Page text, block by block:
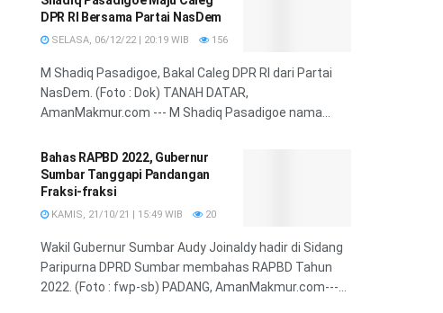
DPR RI Bersama Partai NasDem
SELASA, 06/12/22 | 20:19 WIB 156
M Shadiq Pasadigoe, Bakal Caleg DPR RI dari Partai
NasDem. (Foto : Dok) TANAH DATAR,
AmanMakmur.com --- M Shadiq Pasadigoe nama...
Bahas RAPBD 2022, Gubernur
Sumbar Tanggapi Pandangan
Fraksi-fraksi
KAMIS, 21/10/21 | 15:49 WIB 20
Wakil Gubernur Sumbar Audy Joinaldy hadir di Sidang
Paripurna DPRD Sumbar membahas RAPBD Tahun
2022. (Foto : fwp-sb) PADANG, AmanMakmur.com---...